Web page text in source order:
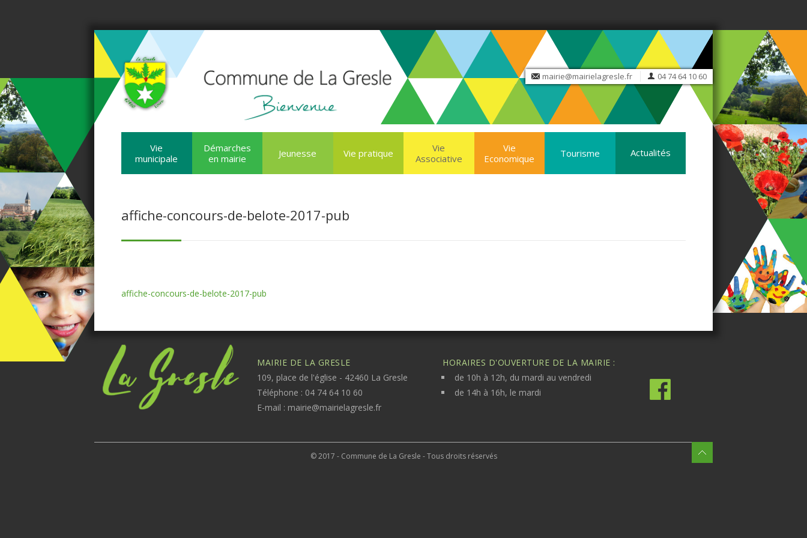
mairie@mairielagresle.fr 04 74 64 10 60
Vie
municipale
Démarches
en mairie
Jeunesse Vie pratique
Vie
Associative
Vie
Economique
Tourisme Actualités
affiche-concours-de-belote-2017-pub
affiche-concours-de-belote-2017-pub
MAIRIE DE LA GRESLE
109, place de l'église - 42460 La Gresle
Téléphone : 04 74 64 10 60
E-mail : mairie@mairielagresle.fr
HORAIRES D'OUVERTURE DE LA MAIRIE :
de 10h à 12h, du mardi au vendredi
de 14h à 16h, le mardi
© 2017 - Commune de La Gresle - Tous droits réservés